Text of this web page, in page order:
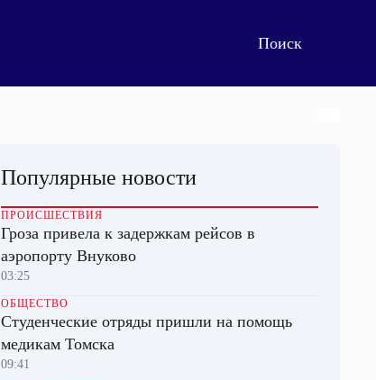
Популярные новости
ПРОИСШЕСТВИЯ
Гроза привела к задержкам рейсов в
аэропорту Внуково
03:25
ОБЩЕСТВО
Студенческие отряды пришли на помощь
медикам Томска
09:41